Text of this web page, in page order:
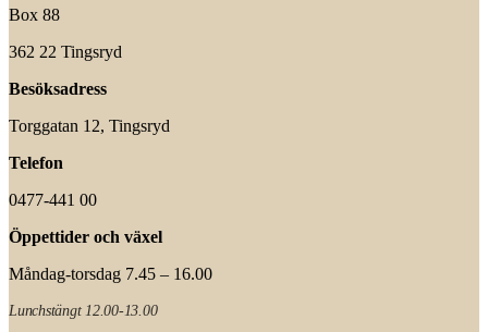
Box 88
362 22 Tingsryd
Besöksadress
Torggatan 12, Tingsryd
Telefon
0477-441 00
Öppettider och växel
Måndag-torsdag 7.45 – 16.00
Lunchstängt 12.00-13.00